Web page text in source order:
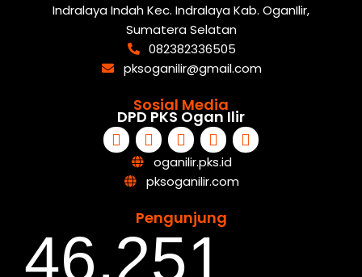
Indralaya Indah Kec. Indralaya Kab. OganIlir,
Sumatera Selatan
082382336505
pksoganilir@gmail.com
Sosial Media
DPD PKS Ogan Ilir
oganilir.pks.id
pksoganilir.com
Pengunjung
46,251